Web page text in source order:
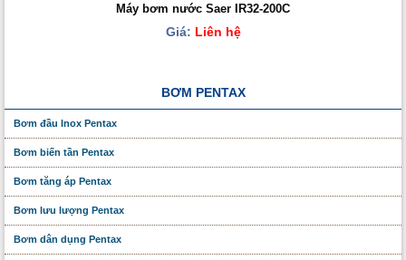
Máy bơm nước Saer IR32-200C
Giá: Liên hệ
BƠM PENTAX
Bơm đầu Inox Pentax
Bơm biến tần Pentax
Bơm tăng áp Pentax
Bơm lưu lượng Pentax
Bơm dân dụng Pentax